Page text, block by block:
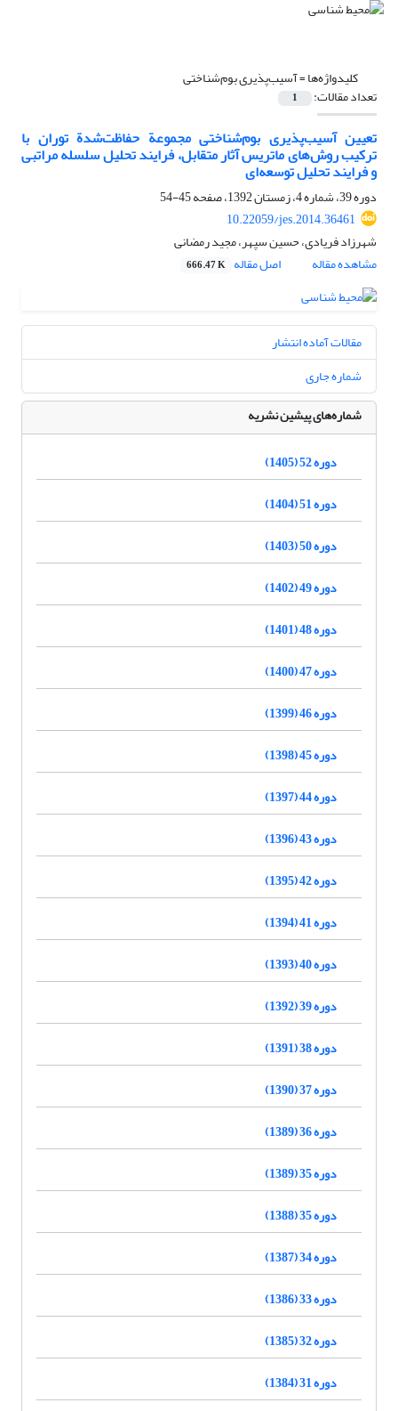
کلیدواژه‌ها =آسیب‌پذیری بوم‌شناختی
تعداد مقالات: 1
تعیین آسیب‌پذیری بوم‌شناختی مجموعة حفاظت‌شدة توران با
ترکیب روش‌های ماتریس آثار متقابل، فرایند تحلیل سلسله ‌مراتبی
و فرایند تحلیل توسعه‌ای
دوره 39، شماره 4، زمستان 1392، صفحه
45-54
10.22059/jes.2014.36461
شهرزاد فریادی، حسین سپهر، مجید رمضانی
مشاهده مقاله
اصل مقاله 666.47 K
مقالات آماده انتشار
شماره جاری
شماره‌های پیشین نشریه
دوره 52 (1405)
دوره 51 (1404)
دوره 50 (1403)
دوره 49 (1402)
دوره 48 (1401)
دوره 47 (1400)
دوره 46 (1399)
دوره 45 (1398)
دوره 44 (1397)
دوره 43 (1396)
دوره 42 (1395)
دوره 41 (1394)
دوره 40 (1393)
دوره 39 (1392)
دوره 38 (1391)
دوره 37 (1390)
دوره 36 (1389)
دوره 35 (1389)
دوره 35 (1388)
دوره 34 (1387)
دوره 33 (1386)
دوره 32 (1385)
دوره 31 (1384)